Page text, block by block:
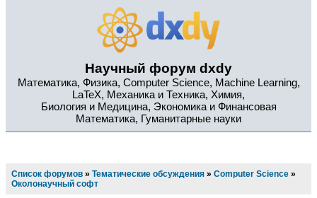
Научный форум dxdy
Математика, Физика, Computer Science, Machine Learning,
LaTeX, Механика и Техника, Химия,
Биология и Медицина, Экономика и Финансовая
Математика, Гуманитарные науки
Список форумов » Тематические обсуждения » Computer Science »
Околонаучный софт